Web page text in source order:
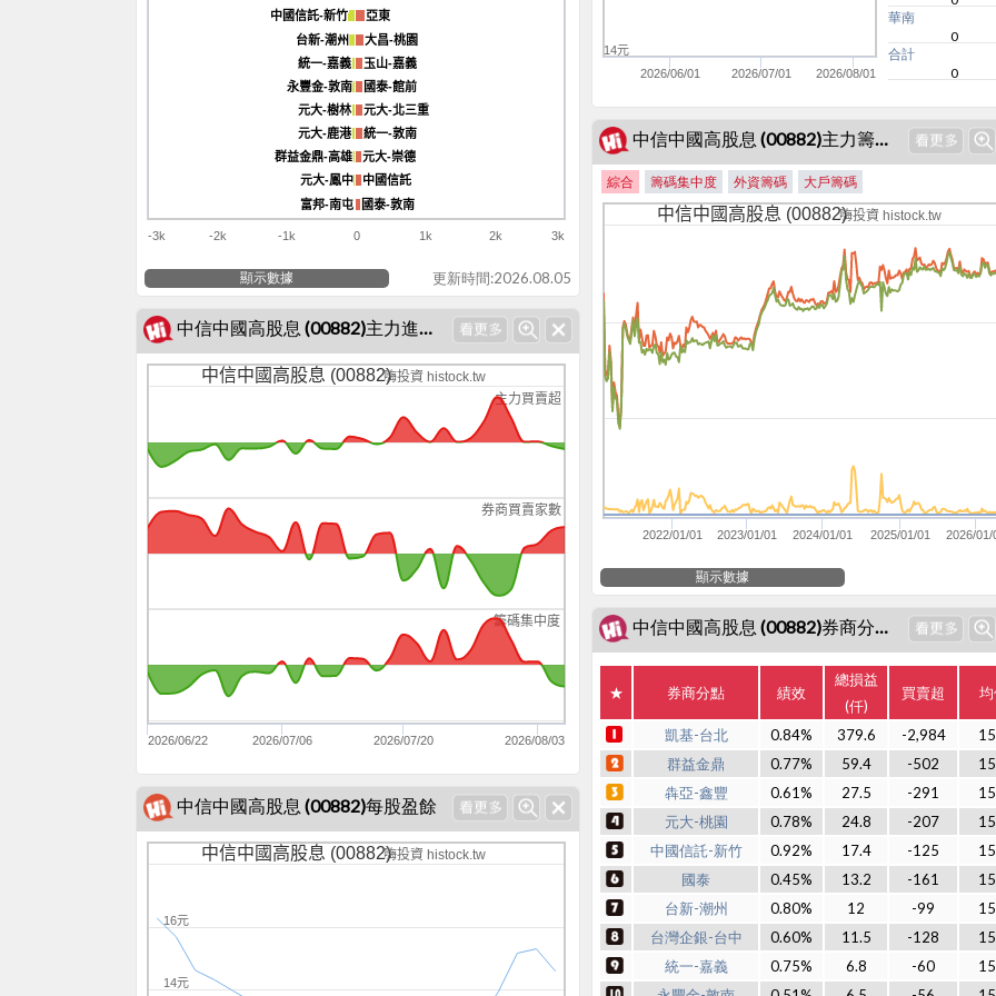
2026/06/01 2026/07/01 2026/08/01
14元
華南
0
合計
0
亞東
亞東
大昌-桃園
大昌-桃園
玉山-嘉義
玉山-嘉義
國泰-館前
國泰-館前
元大-北三重
元大-北三重
統一-敦南
統一-敦南
元大-崇德
元大-崇德
中國信託
中國信託
國泰-敦南
國泰-敦南
中國信託-新竹
中國信託-新竹
台新-潮州
台新-潮州
統一-嘉義
統一-嘉義
永豐金-敦南
永豐金-敦南
元大-樹林
元大-樹林
元大-鹿港
元大-鹿港
群益金鼎-高雄
群益金鼎-高雄
元大-鳳中
元大-鳳中
富邦-南屯
富邦-南屯
-3k -2k -1k 0 1k 2k 3k
顯示數據 更新時間:2026.08.05
中信中國高股息 (00882)主力籌碼集中度
綜合 籌碼集中度 外資籌碼 大戶籌碼
中信中國高股息 (00882)嗨投資 histock.tw
2022/01/01 2023/01/01 2024/01/01 2025/01/01 2026/01/
顯示數據
中信中國高股息 (00882)主力進出籌碼
主力買賣超
券商買賣家數
籌碼集中度
中信中國高股息 (00882)嗨投資 histock.tw
2026/06/22 2026/07/06 2026/07/20 2026/08/03
中信中國高股息 (00882)券商分點績效
★ 券商分點 績效
總損益
(仟)
買賣超
凱基-台北 0.84% 379.6 -2,984
群益金鼎
0.77% 59.4 -502
犇亞-鑫豐
0.61% 27.5 -291
元大-桃園
0.78% 24.8 -207
中國信託-新竹
0.92% 17.4 -125
國泰
0.45% 13.2 -161
台新-潮州
0.80% 12 -99
台灣企銀-台中
0.60% 11.5 -128
統一-嘉義
0.75% 6.8 -60
中信中國高股息 (00882)每股盈餘
中信中國高股息 (00882)嗨投資 histock.tw
14元
16元